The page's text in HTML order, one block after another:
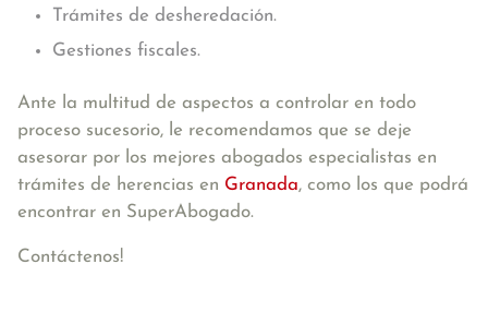
Trámites de desheredación.
Gestiones fiscales.
Ante la multitud de aspectos a controlar en todo
proceso sucesorio, le recomendamos que se deje
asesorar por los mejores abogados especialistas en
trámites de herencias en Granada, como los que podrá
encontrar en SuperAbogado.
Contáctenos!